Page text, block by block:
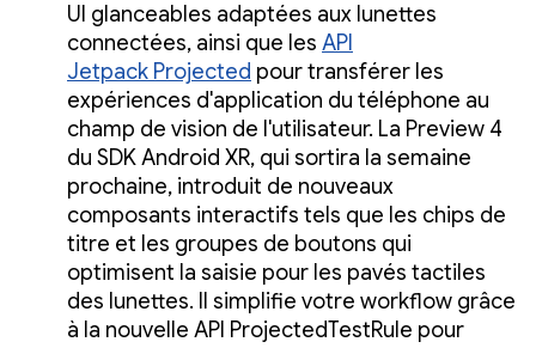
UI glanceables adaptées aux lunettes
connectées, ainsi que les API
Jetpack Projected pour transférer les
expériences d'application du téléphone au
champ de vision de l'utilisateur. La Preview 4
du SDK Android XR, qui sortira la semaine
prochaine, introduit de nouveaux
composants interactifs tels que les chips de
titre et les groupes de boutons qui
optimisent la saisie pour les pavés tactiles
des lunettes. Il simplifie votre workflow grâce
à la nouvelle API ProjectedTestRule pour